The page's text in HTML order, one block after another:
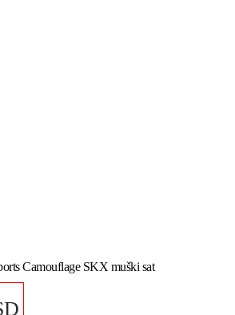
Camouflage SKX muški sat